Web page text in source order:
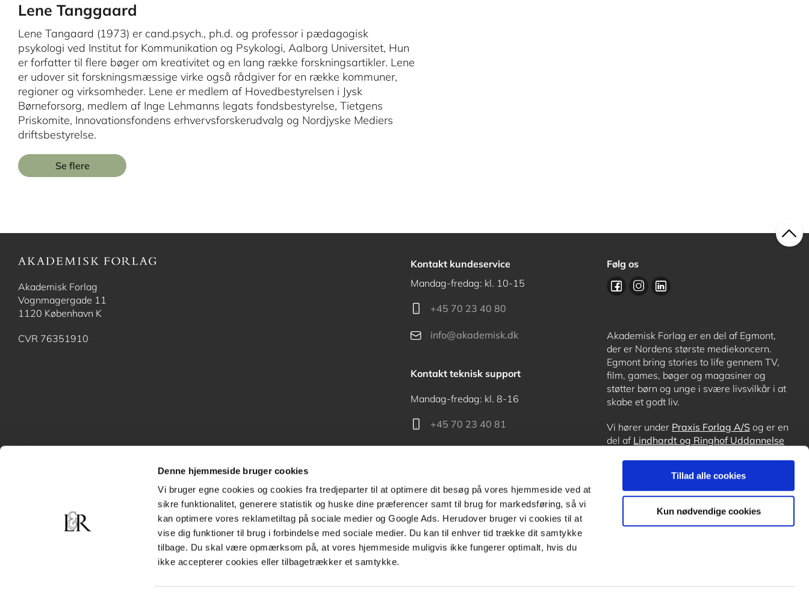
Denne hjemmeside bruger cookies
Vi bruger egne cookies og cookies fra tredjeparter til at optimere dit besøg på vores hjemmeside ved at
sikre funktionalitet, generere statistik og huske dine præferencer samt til brug for markedsføring, så vi
kan optimere vores reklametiltag på sociale medier og Google Ads. Herudover bruger vi cookies til at
vise dig funktioner til brug i forbindelse med sociale medier. Du kan til enhver tid trække dit samtykke
tilbage. Du skal være opmærksom på, at vores hjemmeside muligvis ikke fungerer optimalt, hvis du
ikke accepterer cookies eller tilbagetrækker et samtykke.
Tillad alle cookies
Kun nødvendige cookies
Lene Tanggaard
Lene Tangaard (1973) er cand.psych., ph.d. og professor i pædagogisk
psykologi ved Institut for Kommunikation og Psykologi, Aalborg Universitet, Hun
er forfatter til flere bøger om kreativitet og en lang række forskningsartikler. Lene
er udover sit forskningsmæssige virke også rådgiver for en række kommuner,
regioner og virksomheder. Lene er medlem af Hovedbestyrelsen i Jysk
Børneforsorg, medlem af Inge Lehmanns legats fondsbestyrelse, Tietgens
Priskomite, Innovationsfondens erhvervsforskerudvalg og Nordjyske Mediers
driftsbestyrelse.
Se flere
Akademisk Forlag
Vognmagergade 11
1120 København K
CVR 76351910
Kontakt kundeservice
Mandag-fredag: kl. 10-15
+45 70 23 40 80
info@akademisk.dk
Kontakt teknisk support
Mandag-fredag: kl. 8-16
+45 70 23 40 81
Kontakt receptionen
+45 70 24 00 00
Følg os
Akademisk Forlag er en del af Egmont,
der er Nordens største mediekoncern.
Egmont bring stories to life gennem TV,
film, games, bøger og magasiner og
støtter børn og unge i svære livsvilkår i at
skabe et godt liv.
Vi hører under Praxis Forlag A/S og er en
del af Lindhardt og Ringhof Uddannelse
OrdblindetræningogForstå.dk.